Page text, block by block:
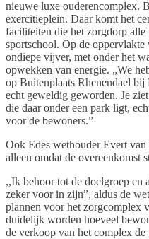
nieuwe luxe ouderencomplex.
exercitieplein. Daar komt het
faciliteiten die het zorgdorp
sportschool. Op de oppervlakte
ondiepe vijver, met onder het
opwekken van energie. „We
op Buitenplaats Rhenendael
echt geweldig geworden. Je
die daar onder een park ligt,
voor de bewoners.”
Ook Edes wethouder Evert
alleen omdat de overeenkomst
,,Ik behoor tot de doelgroep en
zeker voor in zijn”, aldus de
plannen voor het zorgcomplex
duidelijk worden hoeveel
de verkoop van het complex de